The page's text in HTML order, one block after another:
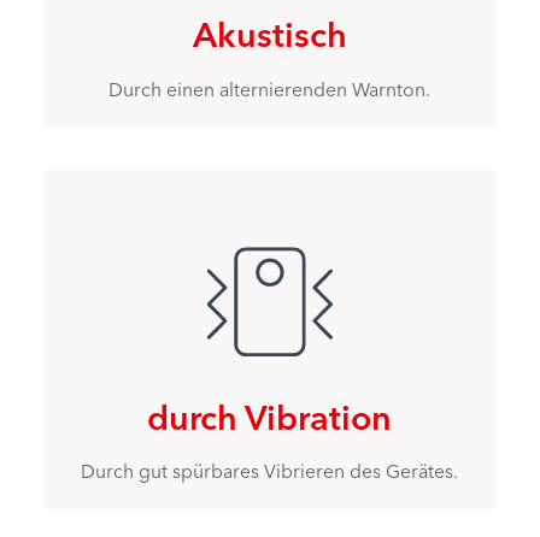
Akustisch
Durch einen alternierenden Warnton.
durch Vibration
Durch gut spürbares Vibrieren des Gerätes.